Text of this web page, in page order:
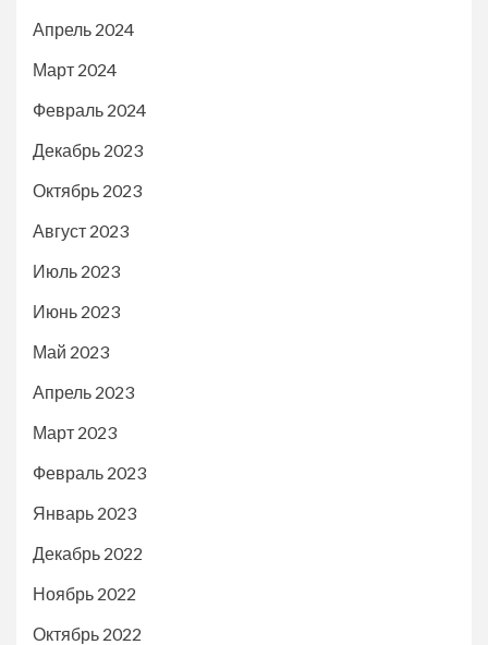
Апрель 2024
Март 2024
Февраль 2024
Декабрь 2023
Октябрь 2023
Август 2023
Июль 2023
Июнь 2023
Май 2023
Апрель 2023
Март 2023
Февраль 2023
Январь 2023
Декабрь 2022
Ноябрь 2022
Октябрь 2022